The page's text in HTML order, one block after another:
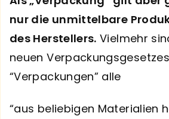
nur die unmittelbare
des Herstellers. Vielmehr
neuen Verpackungsgesetzes
“Verpackungen” alle
“aus beliebigen Materialien